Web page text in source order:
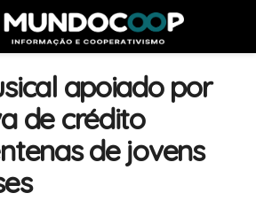
apoiado por
de crédito
de jovens